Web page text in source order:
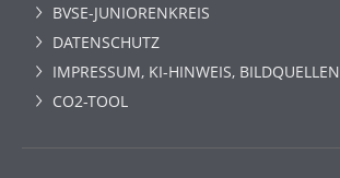
BVSE-JUNIORENKREIS
DATENSCHUTZ
IMPRESSUM, KI-HINWEIS, BILDQUELLEN
CO2-TOOL